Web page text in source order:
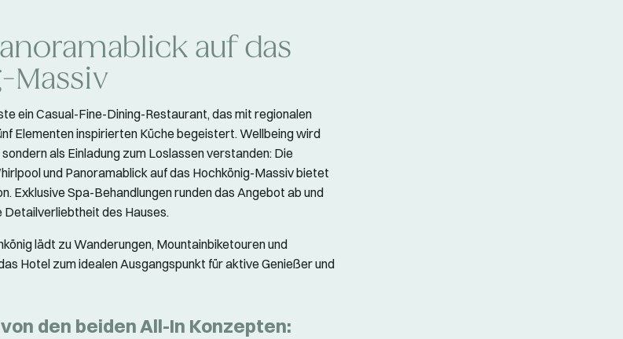
auf das
Massiv
ein Casual-Fine-Dining-Restaurant, das mit regionalen
Elementen inspirierten Küche begeistert. Wellbeing wird
als Einladung zum Loslassen verstanden: Die
und Panoramablick auf das Hochkönig-Massiv bietet
Exklusive Spa-Behandlungen runden das Angebot ab und
des Hauses.
lädt zu Wanderungen, Mountainbiketouren und
Hotel zum idealen Ausgangspunkt für aktive Genießer und
den beiden All-In Konzepten: